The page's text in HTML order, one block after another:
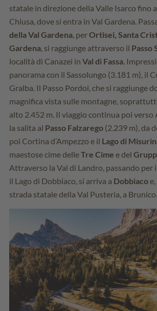
statale in direzione della Valle Isarco fino
Chiusa, dove si entra in Val Gardena.
della Val Gardena, perOrtisei, Santa
Gardena, si raggiunge attraverso il Passo
località di Canazei in Val di Fassa.
panorama con il Sassolungo (3.181 m), il
Gralba. Il Passo Pordoi, che si raggiunge
magnifica vista sulle montagne,
alto 2.452 m. Il viaggio continua poi verso
la salita al Passo Falzarego (2.239 m), da
poi Cortina d’Ampezzo e il Lago di
maestose cime delleTre Cime e del
Attraverso la Val di Landro, passando per
il Lago di Dobbiaco, si arriva a Dobbiaco
strada statale della Val Pusteria, a Brunico.